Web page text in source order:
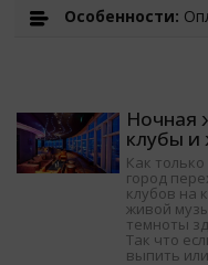
Особенности:
Ночная
клубы и
Как
город
клубов на
живой
темноты
Так что
выпить